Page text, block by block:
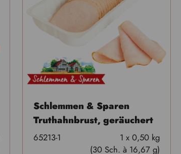
Schlemmen & Sparen
Truthahnbrust, geräuchert
65213-1
1 x 0,50 kg
(30 Sch. à 16,67 g)